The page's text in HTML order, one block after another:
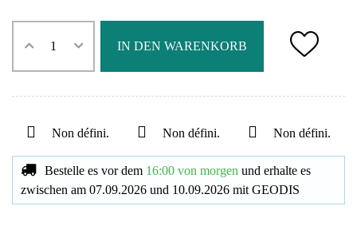
IN DEN WARENKORB
Non défini. Non défini. Non défini.
Bestelle es vor dem 16:00 von morgen und erhalte es
zwischen am 07.09.2026 und 10.09.2026 mit GEODIS